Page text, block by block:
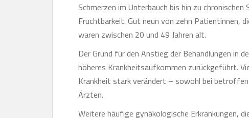
Schmerzen im Unterbauch bis hin zu
Fruchtbarkeit. Gut neun von zehn Patientinnen,
waren zwischen 20 und 49 Jahren alt.
Der Grund für den Anstieg der Behandlungen in
höheres Krankheitsaufkommen zurückgeführt.
Krankheit stark verändert – sowohl bei
Ärzten.
Weitere häufige gynäkologische Erkrankungen,